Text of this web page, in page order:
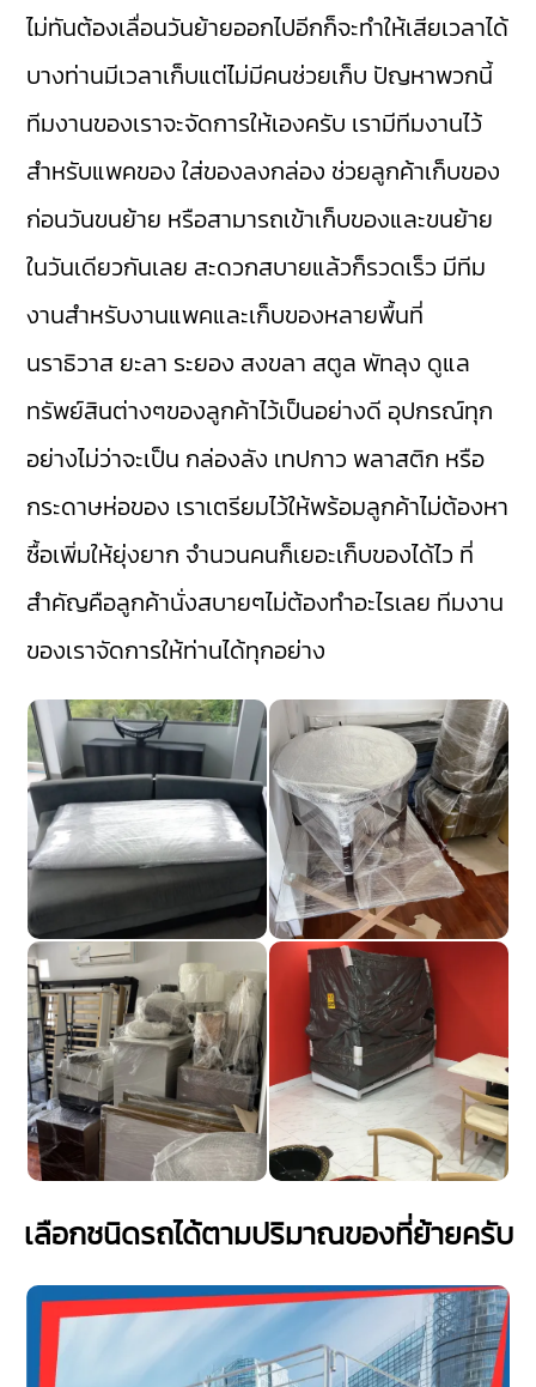
ไม่ทันต้องเลื่อนวันย้ายออกไปอีกก็จะทำให้เสียเวลาได้
บางท่านมีเวลาเก็บแต่ไม่มีคนช่วยเก็บ ปัญหาพวกนี้
ทีมงานของเราจะจัดการให้เองครับ เรามีทีมงานไว้
สำหรับแพคของ ใส่ของลงกล่อง ช่วยลูกค้าเก็บของ
ก่อนวันขนย้าย หรือสามารถเข้าเก็บของและขนย้าย
ในวันเดียวกันเลย สะดวกสบายแล้วก็รวดเร็ว มีทีม
งานสำหรับงานแพคและเก็บของหลายพื้นที่
นราธิวาส ยะลา ระยอง สงขลา สตูล พัทลุง ดูแล
ทรัพย์สินต่างๆของลูกค้าไว้เป็นอย่างดี อุปกรณ์ทุก
อย่างไม่ว่าจะเป็น กล่องลัง เทปกาว พลาสติก หรือ
กระดาษห่อของ เราเตรียมไว้ให้พร้อมลูกค้าไม่ต้องหา
ซื้อเพิ่มให้ยุ่งยาก จำนวนคนก็เยอะเก็บของได้ไว ที่
สำคัญคือลูกค้านั่งสบายๆไม่ต้องทำอะไรเลย ทีมงาน
ของเราจัดการให้ท่านได้ทุกอย่าง
เลือกชนิดรถได้ตามปริมาณของที่ย้ายครับ